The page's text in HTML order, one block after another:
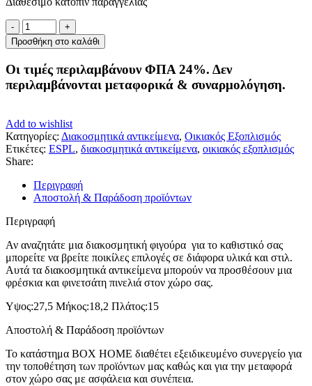
ΔΙΑΚΟΣΜΗΤΙΚΗ
ΦΙΓΟΥΡΑ
ΑΧΛΑΔΙ
ποσότητα
Προσθήκη στο καλάθι
Οι τιμές περιλαμβάνουν ΦΠΑ 24%. Δεν
περιλαμβάνονται μεταφορικά & συναρμολόγηση.
Add to wishlist
Κατηγορίες: Διακοσμητικά αντικείμενα, Οικιακός Εξοπλισμός
Ετικέτες: ESPL, διακοσμητικά αντικείμενα, οικιακός εξοπλισμός
Share:
Περιγραφή
Αποστολή & Παράδοση προϊόντων
Περιγραφή
Αν αναζητάτε μια διακοσμητική φιγούρα για το καθιστικό σας
μπορείτε να βρείτε ποικίλες επιλογές σε διάφορα υλικά και στιλ.
Αυτά τα διακοσμητικά αντικείμενα μπορούν να προσθέσουν μια
φρέσκια και φινετσάτη πινελιά στον χώρο σας.
Υψος:27,5 Μήκος:18,2 Πλάτος:15
Αποστολή & Παράδοση προϊόντων
Το κατάστημα BOX HOME διαθέτει εξειδικευμένο συνεργείο για
την τοποθέτηση των προϊόντων μας καθώς και για την μεταφορά
στον χώρο σας με ασφάλεια και συνέπεια.